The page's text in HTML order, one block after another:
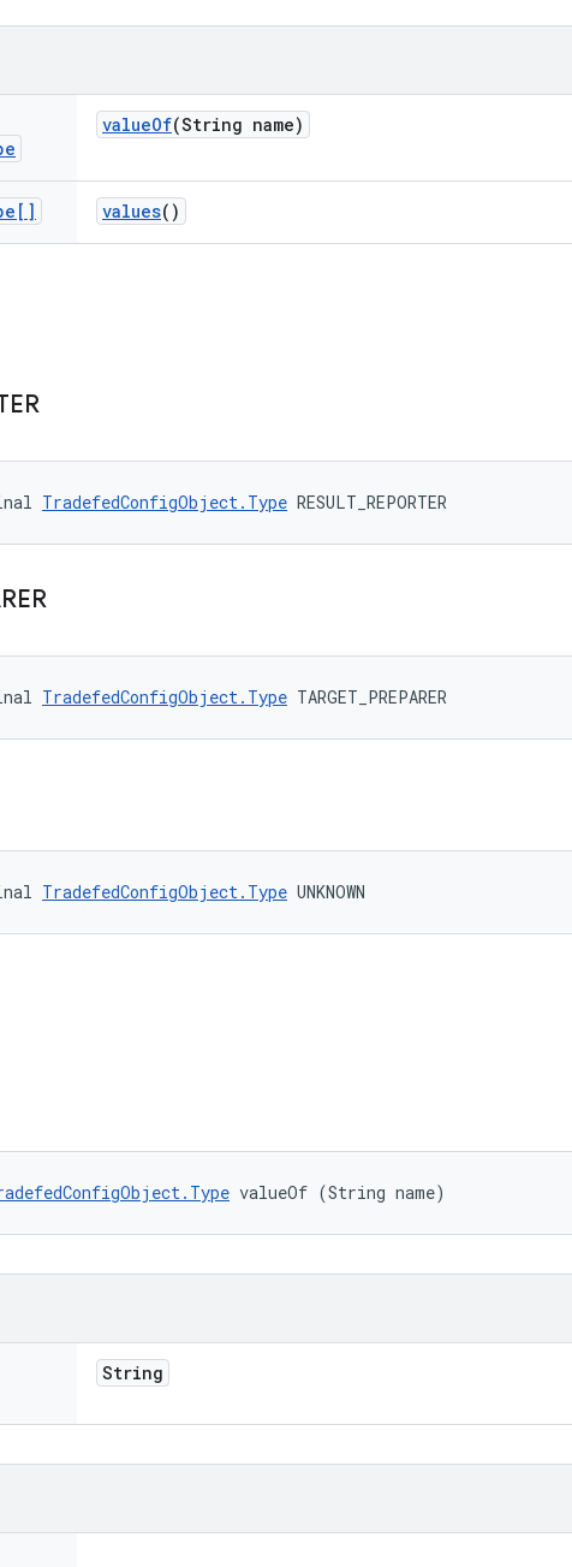
valueOf(String name)
values()
TradefedConfigObject.Type RESULT_REPORTER
TradefedConfigObject.Type TARGET_PREPARER
TradefedConfigObject.Type UNKNOWN
valueOf (String name)
String